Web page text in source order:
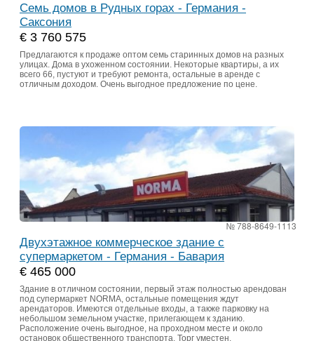
Семь домов в Рудных горах - Германия -
Саксония
€ 3 760 575
Предлагаются к продаже оптом семь старинных домов на разных
улицах. Дома в ухоженном состоянии. Некоторые квартиры, а их
всего 66, пустуют и требуют ремонта, остальные в аренде с
отличным доходом. Очень выгодное предложение по цене.
№ 788-8649-1113
Двухэтажное коммерческое здание с
супермаркетом - Германия - Бавария
€ 465 000
Здание в отличном состоянии, первый этаж полностью арендован
под супермаркет NORMA, остальные помещения ждут
арендаторов. Имеются отдельные входы, а также парковку на
небольшом земельном участке, прилегающем к зданию.
Расположение очень выгодное, на проходном месте и около
остановок общественного транспорта. Торг уместен.